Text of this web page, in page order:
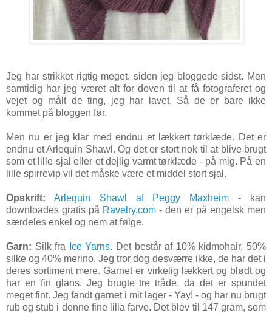
Jeg har strikket rigtig meget, siden jeg bloggede sidst. Men
samtidig har jeg været alt for doven til at få fotograferet og
vejet og målt de ting, jeg har lavet. Så de er bare ikke
kommet på bloggen før.
Men nu er jeg klar med endnu et lækkert tørklæde. Det er
endnu et Arlequin Shawl. Og det er stort nok til at blive brugt
som et lille sjal eller et dejlig varmt tørklæde - på mig. På en
lille spirrevip vil det måske være et middel stort sjal.
Opskrift: Arlequin Shawl af Peggy Maxheim - kan
downloades gratis på Ravelry.com - den er på engelsk men
særdeles enkel og nem at følge.
Garn: Silk fra Ice Yarns. Det består af 10% kidmohair, 50%
silke og 40% merino. Jeg tror dog desværre ikke, de har det i
deres sortiment mere. Garnet er virkelig lækkert og blødt og
har en fin glans. Jeg brugte tre tråde, da det er spundet
meget fint. Jeg fandt garnet i mit lager - Yay! - og har nu brugt
rub og stub i denne fine lilla farve. Det blev til 147 gram, som